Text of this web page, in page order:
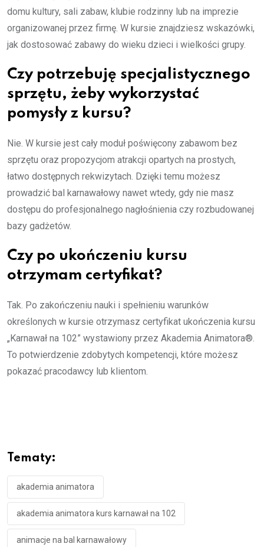
domu kultury, sali zabaw, klubie rodzinny lub na imprezie
organizowanej przez firmę. W kursie znajdziesz wskazówki,
jak dostosować zabawy do wieku dzieci i wielkości grupy.
Czy potrzebuję specjalistycznego
sprzętu, żeby wykorzystać
pomysły z kursu?
Nie. W kursie jest cały moduł poświęcony zabawom bez
sprzętu oraz propozycjom atrakcji opartych na prostych,
łatwo dostępnych rekwizytach. Dzięki temu możesz
prowadzić bal karnawałowy nawet wtedy, gdy nie masz
dostępu do profesjonalnego nagłośnienia czy rozbudowanej
bazy gadżetów.
Czy po ukończeniu kursu
otrzymam certyfikat?
Tak. Po zakończeniu nauki i spełnieniu warunków
określonych w kursie otrzymasz certyfikat ukończenia kursu
„Karnawał na 102” wystawiony przez Akademia Animatora®.
To potwierdzenie zdobytych kompetencji, które możesz
pokazać pracodawcy lub klientom.
Tematy:
akademia animatora
akademia animatora kurs karnawał na 102
animacje na bal karnawałowy